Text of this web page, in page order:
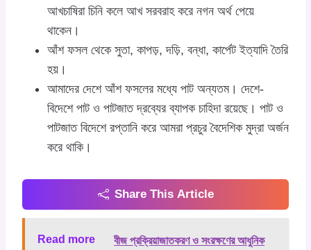
আখচাষিরা চিনি কলে আখ সরবরাহ করে নগন অর্থ পেয়ে
থাকেন।
আঁশ ফসল থেকে সুতা, কাপড়, দড়ি, বন্ধা, কার্পেট ইত্যাদি তৈরি
হয়।
আমাদের দেশে আঁশ ফসলের মধ্যে পাট অন্যতম। দেশে-
বিদেশে পাট ও পাটজাত দ্রব্যের ব্যাপক চাহিদা রয়েছে। পাট ও
পাটজাত বিদেশে রপ্তানি করে আমরা প্রচুর বৈদেশিক মুদ্রা অর্জন
করে থাকি।
Share This Article
Read more
বীজ প্রক্রিয়াজাতকরণ ও সংরক্ষণের আধুনিক